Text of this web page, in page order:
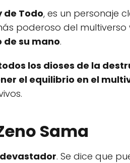
de Todo, es un personaje
poderoso del
de su mano.
los dioses de la
el equilibrio en el
Sama
. Se dice que